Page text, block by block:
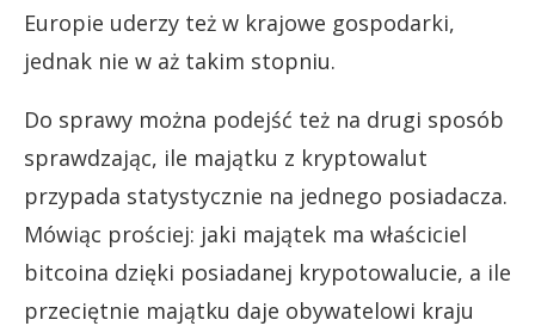
Europie uderzy też w krajowe gospodarki,
jednak nie w aż takim stopniu.
Do sprawy można podejść też na drugi sposób
sprawdzając, ile majątku z kryptowalut
przypada statystycznie na jednego posiadacza.
Mówiąc prościej: jaki majątek ma właściciel
bitcoina dzięki posiadanej krypotowalucie, a ile
przeciętnie majątku daje obywatelowi kraju